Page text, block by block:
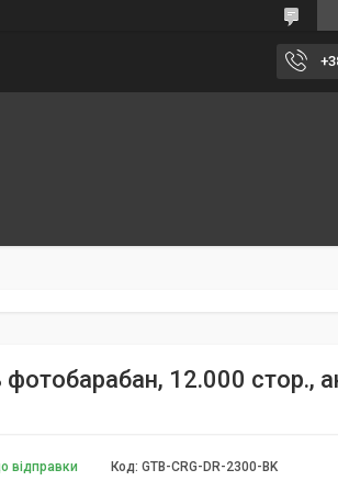
12.000 стор.,
відправки Код: GTB-CRG-DR-2300-BK